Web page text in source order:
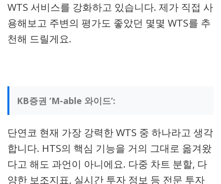
WTS 서비스를 강화하고 있습니다. 제가 직접 사
용해보고 주변의 평가도 좋았던 몇몇 WTS를 추
천해 드릴게요.
KB증권 ‘M-able 와이드’:
단연코 현재 가장 강력한 WTS 중 하나라고 생각
합니다. HTS의 핵심 기능을 거의 그대로 옮겨왔
다고 해도 과언이 아니에요. 다중 차트 분할, 다
양한 보조지표, 실시간 투자 정보 등 전문 투자